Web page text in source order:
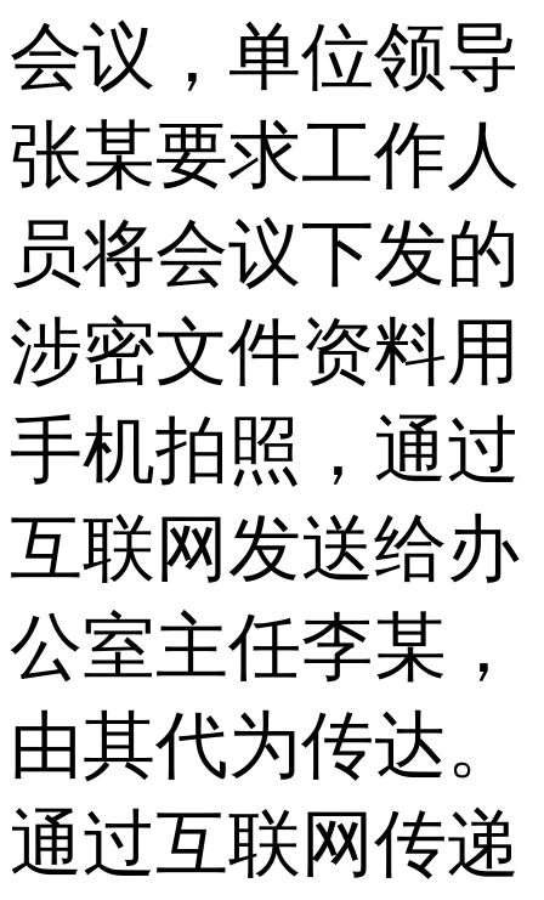
会议，单位领导
张某要求工作人
员将会议下发的
涉密文件资料用
手机拍照，通过
互联网发送给办
公室主任李某，
由其代为传达。
通过互联网传递